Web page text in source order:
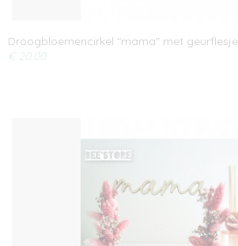
Droogbloemencirkel "mama" met geurflesje
€ 20,00